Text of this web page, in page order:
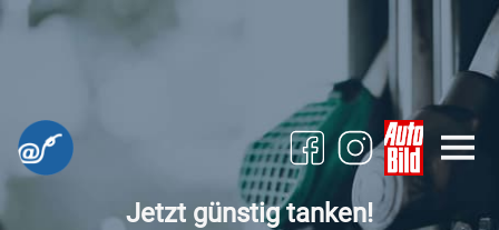
Jetzt günstig tanken!